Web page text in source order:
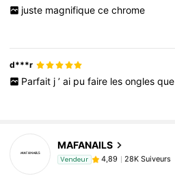
juste magnifique ce chrome
d***r
Parfait j ’ ai pu faire les ongles que
MAFANAILS
Vendeur 4,89 28K Suiveurs